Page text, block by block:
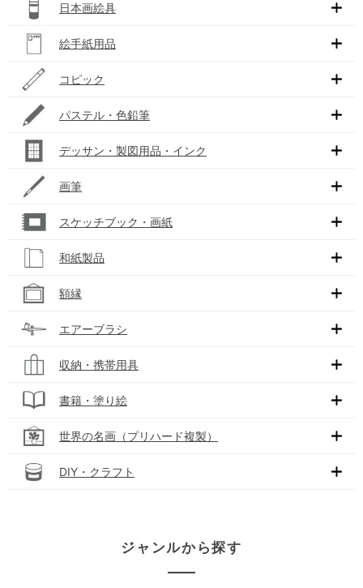
日本画絵具
絵手紙用品
コピック
パステル・色鉛筆
デッサン・製図用品・インク
画筆
スケッチブック・画紙
和紙製品
額縁
エアーブラシ
収納・携帯用具
書籍・塗り絵
世界の名画（プリハード複製）
DIY・クラフト
ジャンルから探す